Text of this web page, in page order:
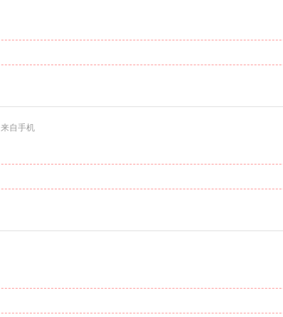
来自手机